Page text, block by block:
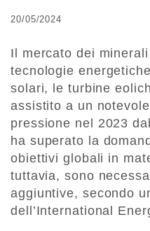
20/05/2024
Il mercato dei
tecnologie
solari, le turbine
assistito a un
pressione nel 2023
ha superato la
obiettivi globali in
tuttavia, sono
aggiuntive, secondo
dell’International